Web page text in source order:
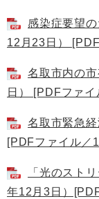
感染症要望
12月23日）
名取市内の
日） [PDFファ
名取市緊急
[PDFファイル／
「光のスト
年12月3日）